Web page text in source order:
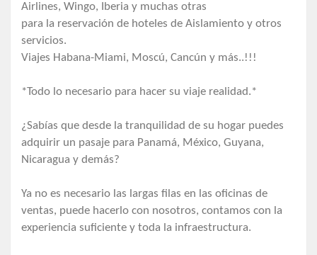
Airlines, Wingo, Iberia y muchas otras
para la reservación de hoteles de Aislamiento y otros
servicios.
Viajes Habana-Miami, Moscú, Cancún y más..!!!
*Todo lo necesario para hacer su viaje realidad.*
¿Sabías que desde la tranquilidad de su hogar puedes
adquirir un pasaje para Panamá, México, Guyana,
Nicaragua y demás?
Ya no es necesario las largas filas en las oficinas de
ventas, puede hacerlo con nosotros, contamos con la
experiencia suficiente y toda la infraestructura.